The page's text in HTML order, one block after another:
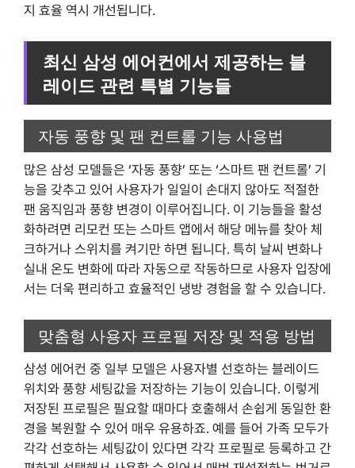
지 효율 역시 개선됩니다.
최신 삼성 에어컨에서 제공하는 블
레이드 관련 특별 기능들
자동 풍향 및 팬 컨트롤 기능 사용법
많은 삼성 모델들은 ‘자동 풍향’ 또는 ‘스마트 팬 컨트롤’ 기
능을 갖추고 있어 사용자가 일일이 손대지 않아도 적절한
팬 움직임과 풍향 변경이 이루어집니다. 이 기능들을 활성
화하려면 리모컨 또는 스마트 앱에서 해당 메뉴를 찾아 체
크하거나 스위치를 켜기만 하면 됩니다. 특히 날씨 변화나
실내 온도 변화에 따라 자동으로 작동하므로 사용자 입장에
서는 더욱 편리하고 효율적인 냉방 경험을 할 수 있습니다.
맞춤형 사용자 프로필 저장 및 적용 방법
삼성 에어컨 중 일부 모델은 사용자별 선호하는 블레이드
위치와 풍향 세팅값을 저장하는 기능이 있습니다. 이렇게
저장된 프로필은 필요할 때마다 호출해서 손쉽게 동일한 환
경을 복원할 수 있어 매우 유용하죠. 예를 들어 가족 모두가
각각 선호하는 세팅값이 있다면 각각 프로필로 등록하고 간